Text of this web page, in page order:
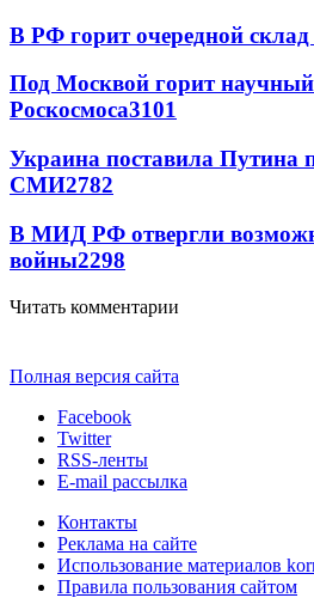
В РФ горит очередной
Под Москвой горит
Роскосмоса3101
Украина поставила Путина
СМИ2782
В МИД РФ отвергли
войны2298
Читать комментарии
Полная версия сайта
Facebook
Twitter
RSS-ленты
E-mail рассылка
Контакты
Реклама на сайте
Использование материалов
Правила пользования сайтом